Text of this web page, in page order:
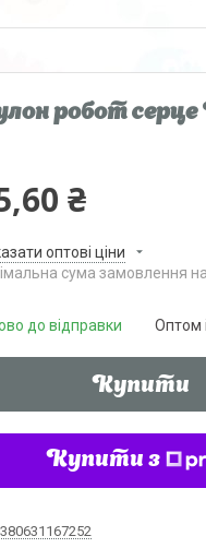
робот
₴
оптові ціни
сума замовлення
до відправки Оптом
Купити
Купити з